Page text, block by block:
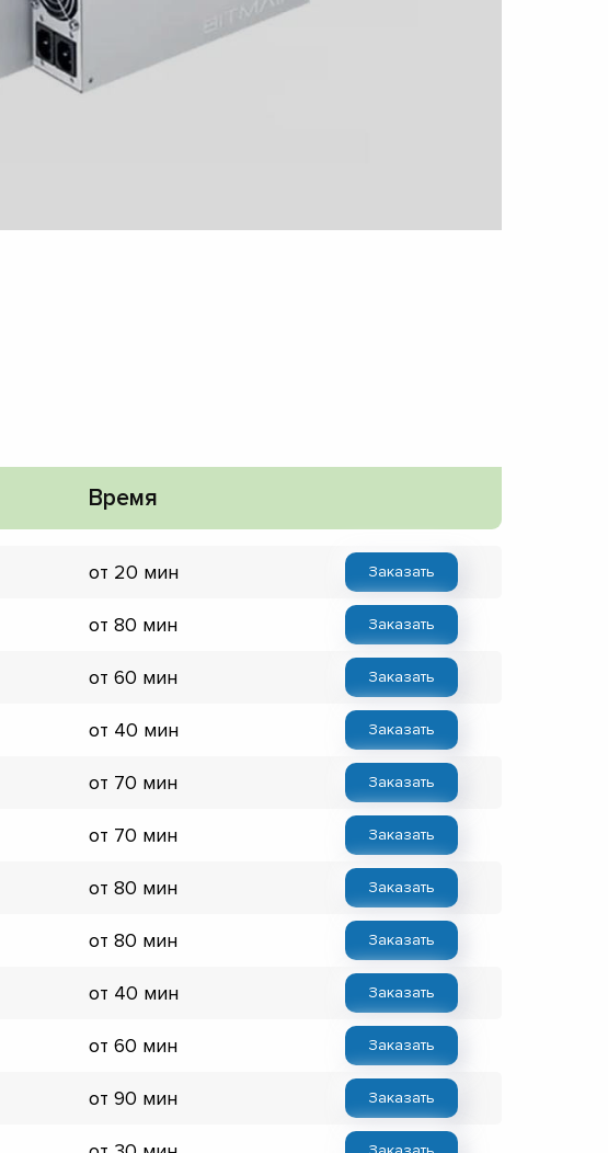
Время
от 20 мин Заказать
от 80 мин Заказать
от 60 мин Заказать
от 40 мин Заказать
от 70 мин Заказать
от 70 мин Заказать
от 80 мин Заказать
от 80 мин Заказать
от 40 мин Заказать
от 60 мин Заказать
от 90 мин Заказать